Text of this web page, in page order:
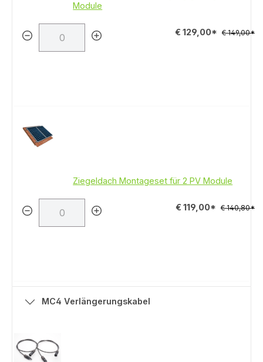
Module
€ 129,00* € 149,00*
Ziegeldach Montageset für 2 PV Module
€ 119,00* € 140,80*
MC4 Verlängerungskabel